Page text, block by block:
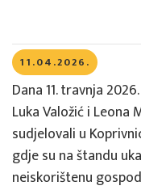
11.04.2026.
Dana 11. travnja
Luka Valožić i
sudjelovali u
gdje su na štandu
neiskorištenu